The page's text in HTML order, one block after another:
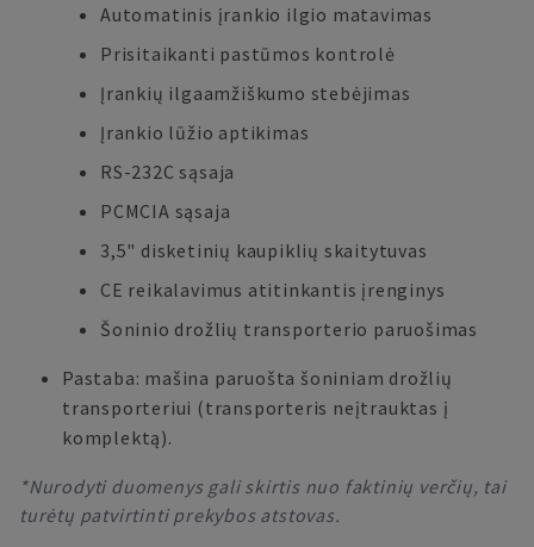
Automatinis įrankio ilgio matavimas
Prisitaikanti pastūmos kontrolė
Įrankių ilgaamžiškumo stebėjimas
Įrankio lūžio aptikimas
RS-232C sąsaja
PCMCIA sąsaja
3,5" disketinių kaupiklių skaitytuvas
CE reikalavimus atitinkantis įrenginys
Šoninio drožlių transporterio paruošimas
Pastaba: mašina paruošta šoniniam drožlių
transporteriui (transporteris neįtrauktas į
komplektą).
*Nurodyti duomenys gali skirtis nuo faktinių verčių, tai
turėtų patvirtinti prekybos atstovas.